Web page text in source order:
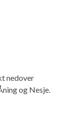
nedover
og Nesje.